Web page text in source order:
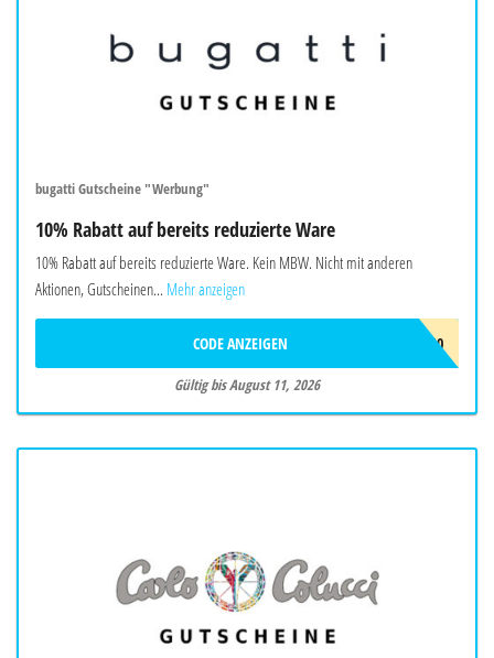
bugatti Gutscheine "Werbung"
10% Rabatt auf bereits reduzierte Ware
10% Rabatt auf bereits reduzierte Ware. Kein MBW. Nicht mit anderen
Aktionen, Gutscheinen... Mehr anzeigen
FINAL10
CODE ANZEIGEN
Gültig bis August 11, 2026